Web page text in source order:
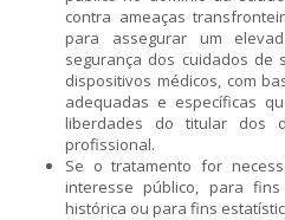
contra ameaças
para assegurar um
segurança dos cuidados de
dispositivos médicos, com
adequadas e específicas
liberdades do titular dos
profissional.
Se o tratamento for
interesse público, para
histórica ou para fins